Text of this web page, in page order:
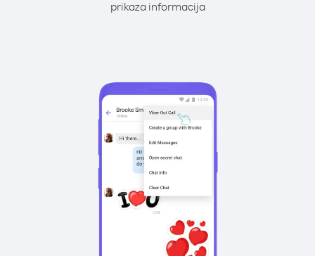
prikaza informacija